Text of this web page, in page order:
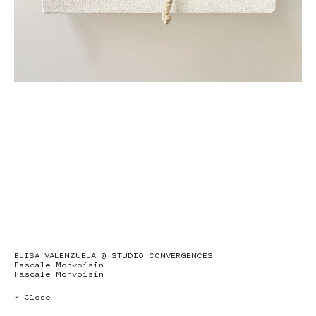
ELISA VALENZUELA @ STUDIO CONVERGENCES
Pascale Monvoisin
Pascale Monvoisin
× Close